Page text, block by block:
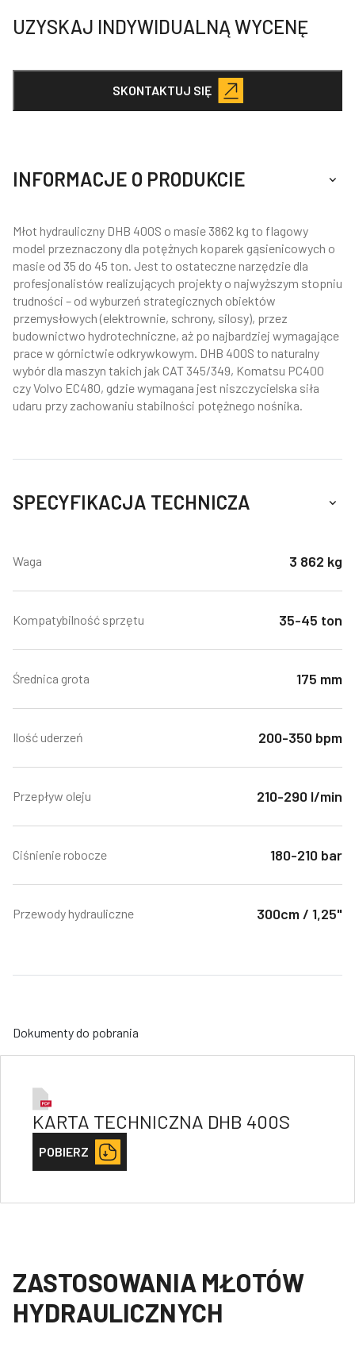
UZYSKAJ INDYWIDUALNĄ WYCENĘ
SKONTAKTUJ SIĘ
INFORMACJE O PRODUKCIE
Młot hydrauliczny DHB 400S o masie 3862 kg to flagowy
model przeznaczony dla potężnych koparek gąsienicowych o
masie od 35 do 45 ton. Jest to ostateczne narzędzie dla
profesjonalistów realizujących projekty o najwyższym stopniu
trudności – od wyburzeń strategicznych obiektów
przemysłowych (elektrownie, schrony, silosy), przez
budownictwo hydrotechniczne, aż po najbardziej wymagające
prace w górnictwie odkrywkowym. DHB 400S to naturalny
wybór dla maszyn takich jak CAT 345/349, Komatsu PC400
czy Volvo EC480, gdzie wymagana jest niszczycielska siła
udaru przy zachowaniu stabilności potężnego nośnika.
SPECYFIKACJA TECHNICZA
Waga 3 862 kg
Kompatybilność sprzętu 35-45 ton
Średnica grota 175 mm
Ilość uderzeń 200-350 bpm
Przepływ oleju 210-290 l/min
Ciśnienie robocze 180-210 bar
Przewody hydrauliczne 300cm / 1,25"
Dokumenty do pobrania
KARTA TECHNICZNA DHB 400S
POBIERZ
ZASTOSOWANIA MŁOTÓW
HYDRAULICZNYCH